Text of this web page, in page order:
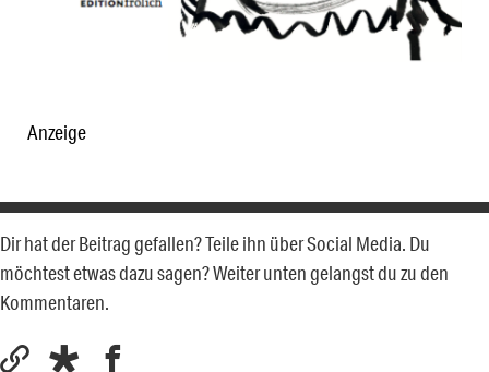
Anzeige
Dir hat der Beitrag gefallen? Teile ihn über Social Media. Du
möchtest etwas dazu sagen? Weiter unten gelangst du zu den
Kommentaren.